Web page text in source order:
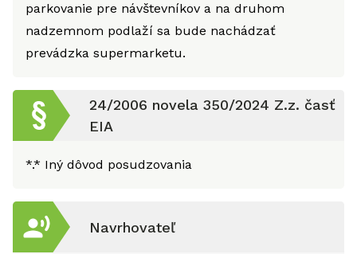
parkovanie pre návštevníkov a na druhom
nadzemnom podlaží sa bude nachádzať
prevádzka supermarketu.
24/2006 novela 350/2024 Z.z. časť
EIA
*.* Iný dôvod posudzovania
Navrhovateľ